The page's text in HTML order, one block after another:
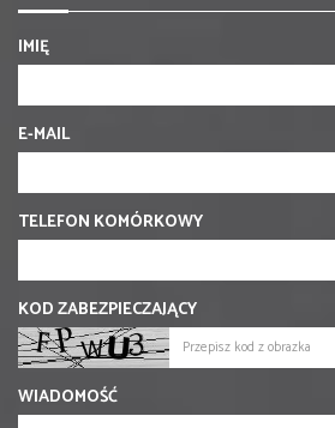
IMIĘ
E-MAIL
TELEFON KOMÓRKOWY
KOD ZABEZPIECZAJĄCY
WIADOMOŚĆ